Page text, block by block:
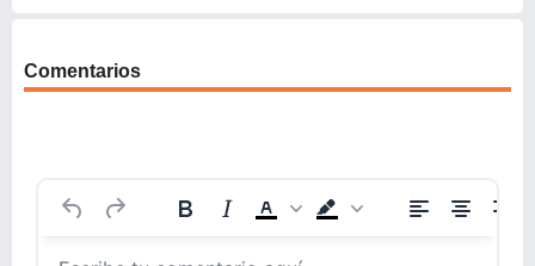
Comentarios